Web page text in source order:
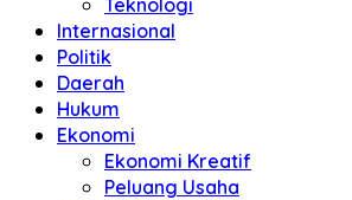
Teknologi
Internasional
Politik
Daerah
Hukum
Ekonomi
Ekonomi Kreatif
Peluang Usaha